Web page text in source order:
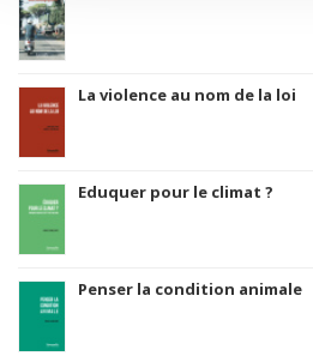
La violence au nom de la loi
Eduquer pour le climat ?
Penser la condition animale